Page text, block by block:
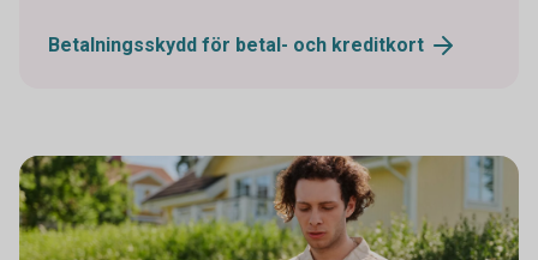
Betalningsskydd för betal- och kreditkort